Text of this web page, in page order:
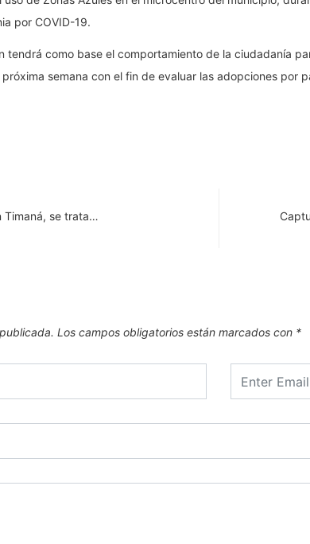
por COVID-19.
tendrá como base el comportamiento de la ciudadanía
semana con el fin de evaluar las adopciones
Timaná, se trata…
Los campos obligatorios están marcados con *